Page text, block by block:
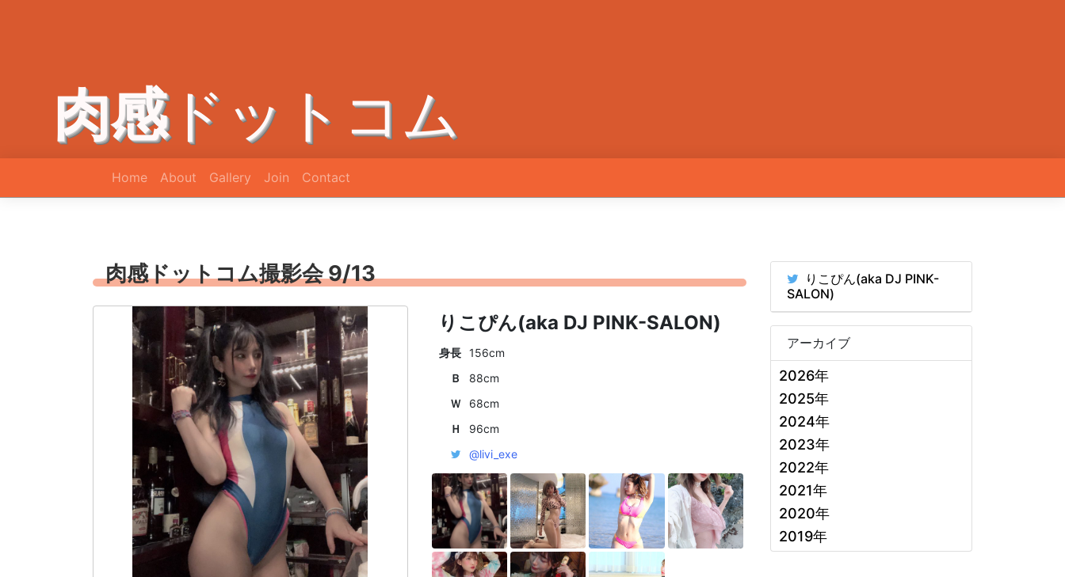
肉感ドットコム
Home About Gallery Join Contact
肉感ドットコム撮影会 9/13
りこぴん(aka DJ PINK-SALON)
身長
156cm
Ｂ
88cm
Ｗ
68cm
Ｈ
96cm
@livi_exe
りこぴん(aka DJ PINK-
SALON)
アーカイブ
2026年
2025年
2024年
2023年
2022年
2021年
2020年
2019年